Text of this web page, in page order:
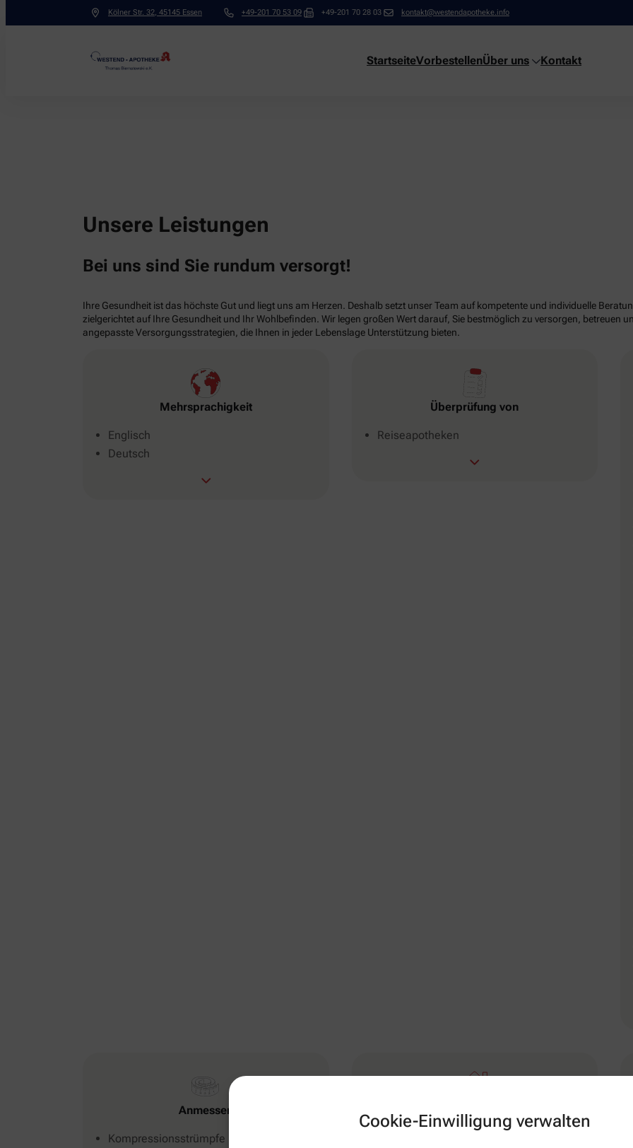
Cookie-Einwilligung verwalten
Kölner Str. 32, 45145 Essen +49-201 70 53 09 +49-201 70 28 03 kontakt@westendapotheke.info
StartseiteVorbestellenÜber uns Kontakt
Unsere Leistungen
Bei uns sind Sie rundum versorgt!
Ihre Gesundheit ist das höchste Gut und liegt uns am Herzen. Deshalb setzt unser Team auf kompetente und individuelle
zielgerichtet auf Ihre Gesundheit und Ihr Wohlbefinden. Wir legen großen Wert darauf, Sie bestmöglich zu versorgen, betreuen
angepasste Versorgungsstrategien, die Ihnen in jeder Lebenslage Unterstützung bieten.
Mehrsprachigkeit
Englisch
Deutsch
Überprüfung von
Reiseapotheken
Anmessen
Kompressionsstrümpfe